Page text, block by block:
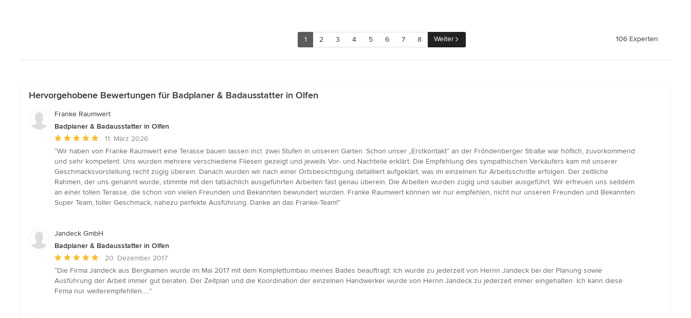
1 2 3 4 5 6 7 8 Weiter 106 Experten
Hervorgehobene Bewertungen für Badplaner & Badausstatter in Olfen
Franke Raumwert
Badplaner & Badausstatter in Olfen
Durchschnittliche
Bewertung:
5
von
5
Sternen
11. März 2026
“Wir haben von Franke Raumwert eine Terasse bauen lassen incl. zwei Stufen in unseren Garten. Schon unser „Erstkontakt“ an der Fröndenberger Straße war höflich, zuvorkommend
und sehr kompetent. Uns wurden mehrere verschiedene Fliesen gezeigt und jeweils Vor- und Nachteile erklärt. Die Empfehlung des sympathischen Verkäufers kam mit unserer
Geschmacksvorstellung recht zügig überein. Danach wurden wir nach einer Ortsbesichtigung detailliert aufgeklärt, was im einzelnen für Arbeitsschritte erfolgen. Der zeitliche
Rahmen, der uns genannt wurde, stimmte mit den tatsächlich ausgeführten Arbeiten fast genau überein. Die Arbeiten wurden zügig und sauber ausgeführt. Wir erfreuen uns seitdem
an einer tollen Terasse, die schon von vielen Freunden und Bekannten bewundert wurden. Franke Raumwert können wir nur empfehlen, nicht nur unseren Freunden und Bekannten.
Super Team, toller Geschmack, nahezu perfekte Ausführung. Danke an das Franke-Team!”
Jandeck GmbH
Badplaner & Badausstatter in Olfen
Durchschnittliche
Bewertung:
5
von
20. Dezember 2017
“Die Firma Jandeck aus Bergkamen wurde im Mai 2017 mit dem Komplettumbau meines Bades beauftragt. Ich wurde zu jederzeit von Hernn Jandeck bei der Planung sowie
Ausführung der Arbeit immer gut beraten. Der Zeitplan und die Koordination der einzelnen Handwerker wurde von Hernn Jandeck zu jederzeit immer eingehalten. Ich kann diese
Firma nur weiterempfehllen.....”